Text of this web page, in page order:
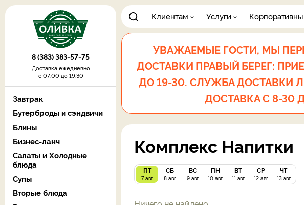
8 (383) 383-57-75
Доставка ежедневно
с 07:00 до 19:30
Клиентам Услуги
Завтрак
Бутерброды и сэндвичи
Блины
Бизнес-ланч
Салаты и Холодные
блюда
Супы
Вторые блюда
УВАЖАЕМЫЕ ГОСТИ, МЫ
ДОСТАВКИ ПРАВЫЙ БЕРЕГ:
ДО 19-30. СЛУЖБА ДОСТАВКИ
ДОСТАВКА С 8-30
Комплекс Напитки
ПТ
7 авг
СБ
8 авг
ВС
9 авг
ПН
10 авг
ВТ
11 авг
СР
12 авг
ЧТ
13 авг